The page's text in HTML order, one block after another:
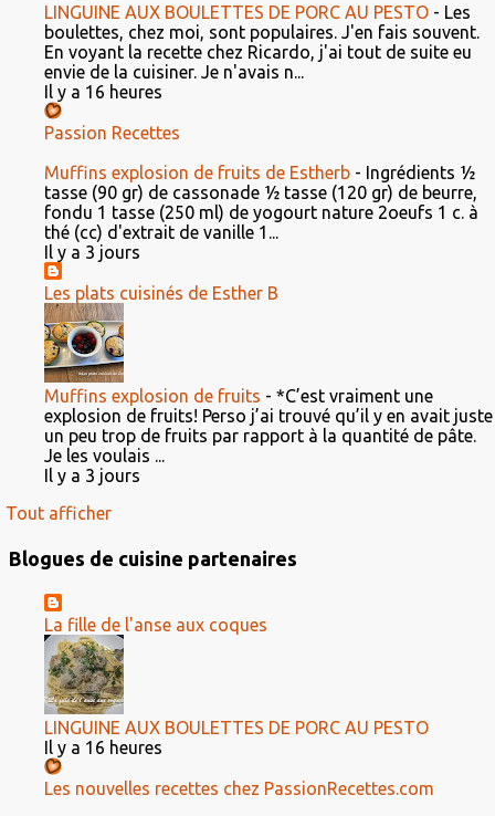
LINGUINE AUX BOULETTES DE PORC AU PESTO - Les
boulettes, chez moi, sont populaires. J'en fais souvent.
En voyant la recette chez Ricardo, j'ai tout de suite eu
envie de la cuisiner. Je n'avais n...
Il y a 16 heures
Passion Recettes
Muffins explosion de fruits de Estherb - Ingrédients ½
tasse (90 gr) de cassonade ½ tasse (120 gr) de beurre,
fondu 1 tasse (250 ml) de yogourt nature 2oeufs 1 c. à
thé (cc) d'extrait de vanille 1...
Il y a 3 jours
Les plats cuisinés de Esther B
Muffins explosion de fruits - *C’est vraiment une
explosion de fruits! Perso j’ai trouvé qu’il y en avait juste
un peu trop de fruits par rapport à la quantité de pâte.
Je les voulais ...
Il y a 3 jours
Tout afficher
Blogues de cuisine partenaires
La fille de l'anse aux coques
LINGUINE AUX BOULETTES DE PORC AU PESTO
Il y a 16 heures
Les nouvelles recettes chez PassionRecettes.com